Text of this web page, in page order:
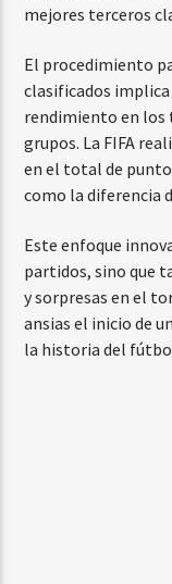
mejores terceros
El procedimiento
clasificados implica
rendimiento en los
grupos. La FIFA
en el total de
como la diferencia
Este enfoque
partidos, sino que
y sorpresas en el
ansias el inicio de
la historia del